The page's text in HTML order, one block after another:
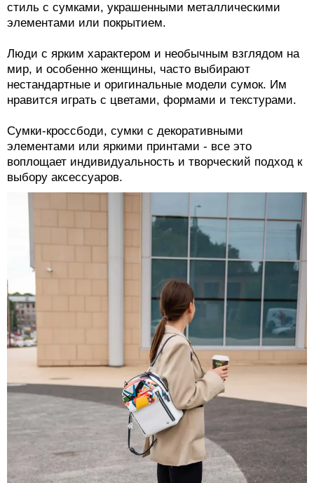
стиль с сумками, украшенными металлическими
элементами или покрытием.
Люди с ярким характером и необычным взглядом на
мир, и особенно женщины, часто выбирают
нестандартные и оригинальные модели сумок. Им
нравится играть с цветами, формами и текстурами.
Сумки-кроссбоди, сумки с декоративными
элементами или яркими принтами - все это
воплощает индивидуальность и творческий подход к
выбору аксессуаров.